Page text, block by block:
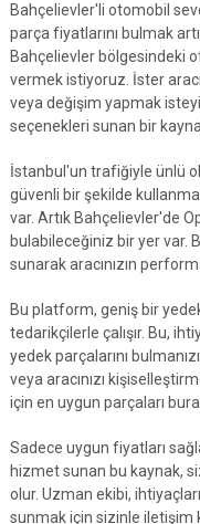
Bahçelievler'li otomobil
parça fiyatlarını bulmak
Bahçelievler bölgesindeki
vermek istiyoruz. İster
veya değişim yapmak
seçenekleri sunan bir
İstanbul'un trafiğiyle ünlü
güvenli bir şekilde
var. Artık Bahçelievler'de
bulabileceğiniz bir yer var.
sunarak aracınızın
Bu platform, geniş bir
tedarikçilerle çalışır. Bu,
yedek parçalarını
veya aracınızı
için en uygun parçaları
Sadece uygun fiyatları
hizmet sunan bu kaynak,
olur. Uzman ekibi,
sunmak için sizinle iletişim